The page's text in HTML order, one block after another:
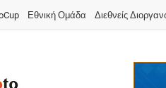
Εθνική Ομάδα Διεθνείς